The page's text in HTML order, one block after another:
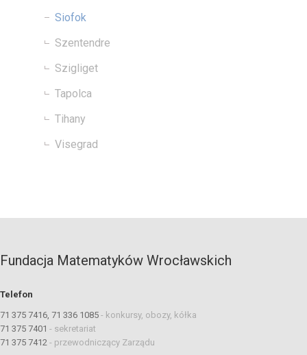
Siofok
Szentendre
Szigliget
Tapolca
Tihany
Visegrad
Fundacja Matematyków Wrocławskich
Telefon
71 375 7416, 71 336 1085 - konkursy, obozy, kółka
71 375 7401 - sekretariat
71 375 7412 - przewodniczący Zarządu